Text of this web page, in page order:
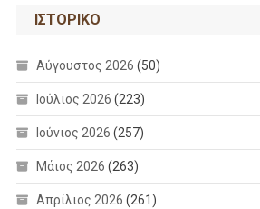
ΙΣΤΟΡΙΚΌ
Αύγουστος 2026 (50)
Ιούλιος 2026 (223)
Ιούνιος 2026 (257)
Μάιος 2026 (263)
Απρίλιος 2026 (261)